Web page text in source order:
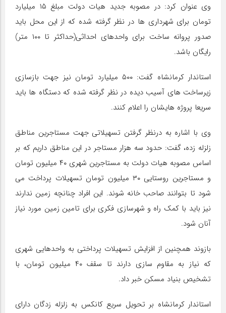
وی عنوان کرد: در مصوبه جدید هیات دولت مبلغ ۱۵ میلیارد
تومان برای شهرداری ها در نظر گرفته شده که از این محل باید
صدور پروانه ساخت برای واحدهای احداثی(حداکثر تا ۱۰۰ متر)
رایگان باشد.
استاندار کرمانشاه گفت: ۵۰۰ میلیارد تومان نیز جهت بازسازی
زیرساخت های آسیب دیده در نظر گرفته شده که دستگاه ها باید
سریعا پروژه هایشان را اعلام کنند.
وی با اشاره به درنظر گرفتن تسهیلاتی جهت مستاجرین مناطق
زلزله زده، گفت: حدود سه هزار مستاجر در این مناطق داریم که بر
اساس مصوبه هیات دولت به مستاجرین شهری ۴۰ میلیون تومان
و مستاجرین روستایی ۳۰ میلیون تومان تسهیلات پرداخت می
شود تا بتوانند صاحب خانه شوند. این افراد چنانچه زمین ندارند
نیز باید با کمک راه و شهرسازی فکری برای تامین زمین مورد نیاز
آنان شود.
بازوند همچنین از افزایش تسهیلات پرداختی به واحدهایی شهری
که نیاز به مقاوم سازی دارند تا سقف ۴۰ میلیون تومان، با
تشخیص بنیاد مسکن خبر داد.
استاندار کرمانشاه بر تحویل سریع کانکس به زلزله زدگان دارای